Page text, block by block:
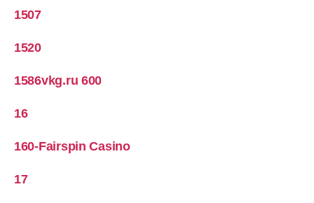
1507
1520
1586vkg.ru 600
16
160-Fairspin Casino
17